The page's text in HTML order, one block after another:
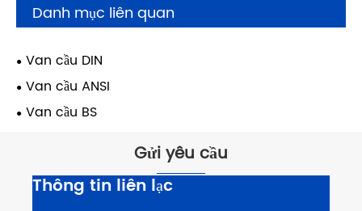
Danh mục liên quan
Van cầu DIN
Van cầu ANSI
Van cầu BS
Gửi yêu cầu
Thông tin liên lạc